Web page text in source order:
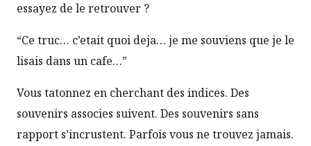
essayez de le retrouver ?
“Ce truc… c’etait quoi deja… je me souviens que je le
lisais dans un cafe…”
Vous tatonnez en cherchant des indices. Des
souvenirs associes suivent. Des souvenirs sans
rapport s’incrustent. Parfois vous ne trouvez jamais.